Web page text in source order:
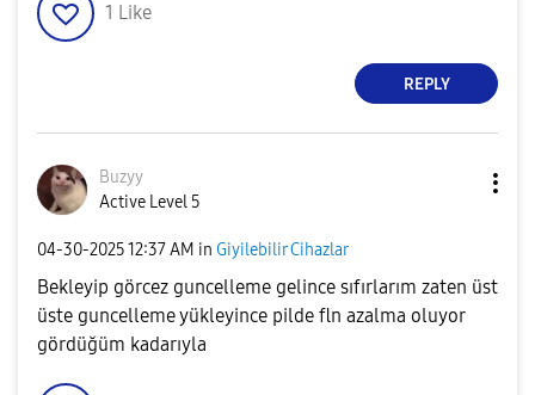
1 Like
REPLY
Buzyy
Active Level 5
‎04-30-202512:37 AM in Giyilebilir Cihazlar
Bekleyip görcez guncelleme gelince sıfırlarım zaten üst
üste guncelleme yükleyince pilde fln azalma oluyor
gördüğüm kadarıyla